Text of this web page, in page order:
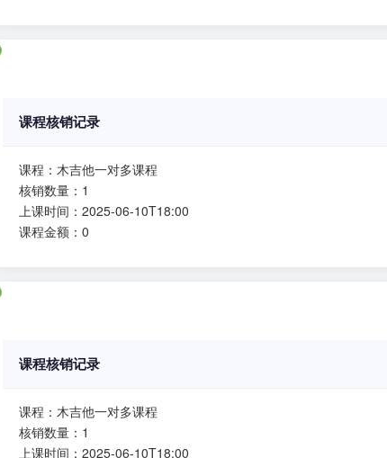
课程核销记录
课程：木吉他一对多课程
核销数量：1
上课时间：2025-06-10T18:00
课程金额：0
课程核销记录
课程：木吉他一对多课程
核销数量：1
上课时间：2025-06-10T18:00